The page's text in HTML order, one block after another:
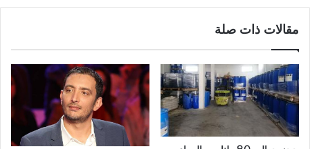
مقالات ذات صلة